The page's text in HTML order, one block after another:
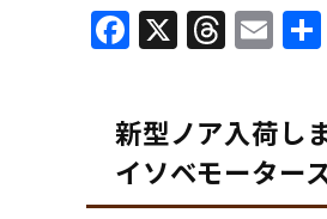
Facebook
X
新型ノア入荷し
イソベモーター